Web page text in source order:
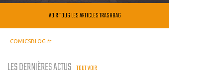
VOIR TOUS LES ARTICLES TRASHBAG
COMICSBLOG.fr
LES DERNIÈRES ACTUS TOUT VOIR